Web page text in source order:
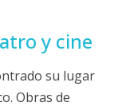
y cine
su lugar
Obras de